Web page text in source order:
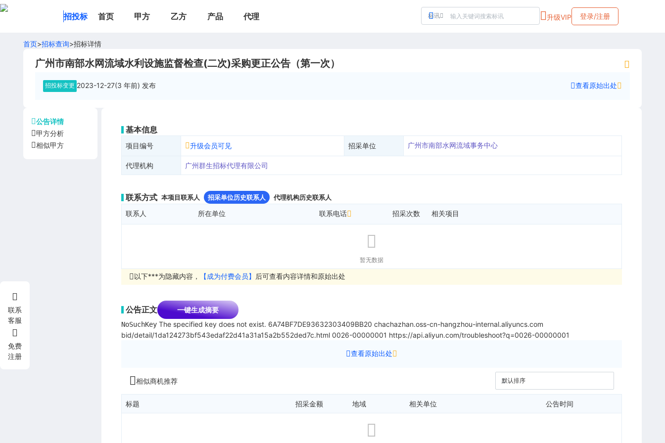
招投标 首页 甲方 乙方 产品 代理 标讯 升级VIP 登录/注册
首页>招标查询>招标详情
广州市南部水网流域水利设施监督检查(二次)采购更正公告（第一次）
招投标变更 2023-12-27(3 年前) 发布 查看原始出处
公告详情
甲方分析
相似甲方
基本信息
项目编号 升级会员可见 招采单位 广州市南部水网流域事务中心
代理机构 广州群生招标代理有限公司
联系方式 本项目联系人 招采单位历史联系人 代理机构历史联系人
联系人 所在单位 联系电话 招采次数 相关项目
暂无数据
以下***为隐藏内容， 【成为付费会员】 后可查看内容详情和原始出处
公告正文 一键生成摘要
NoSuchKey The specified key does not exist. 6A74BF7DE93632303409BB20 chachazhan.oss-cn-hangzhou-internal.aliyuncs.com
bid/detail/1da124273bf543edaf22d41a31a15a2b552ded7c.html 0026-00000001 https://api.aliyun.com/troubleshoot?q=0026-00000001
查看原始出处
相似商机推荐
标题 招采金额 地域 相关单位 公告时间
联系
客服
免费
注册